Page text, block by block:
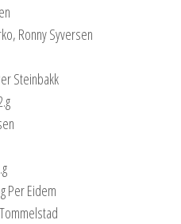
Ronny Syversen
Steinbakk
Per Eidem